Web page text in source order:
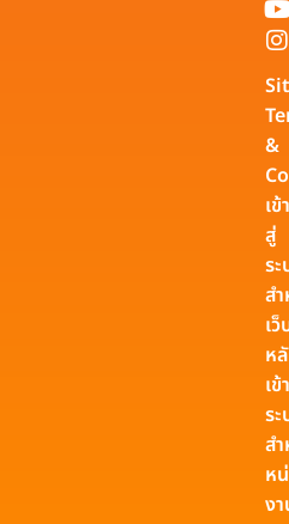
&
เข้า
สู่
ร
ส
เ
ห
เข้
ร
ส
ห
ง